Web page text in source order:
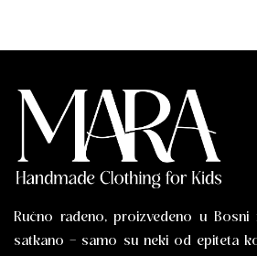
Ručno rađeno, proizvedeno u Bosni
satkano – samo su neki od epiteta